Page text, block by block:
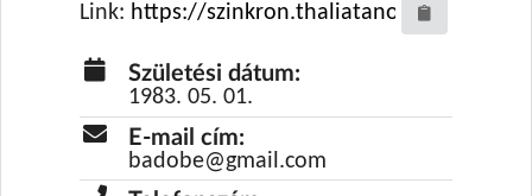
Link:
Születési dátum:
1983. 05. 01.
E-mail cím:
badobe@gmail.com